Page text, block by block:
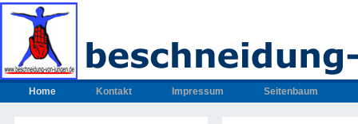
Home Kontakt Impressum Seitenbaum